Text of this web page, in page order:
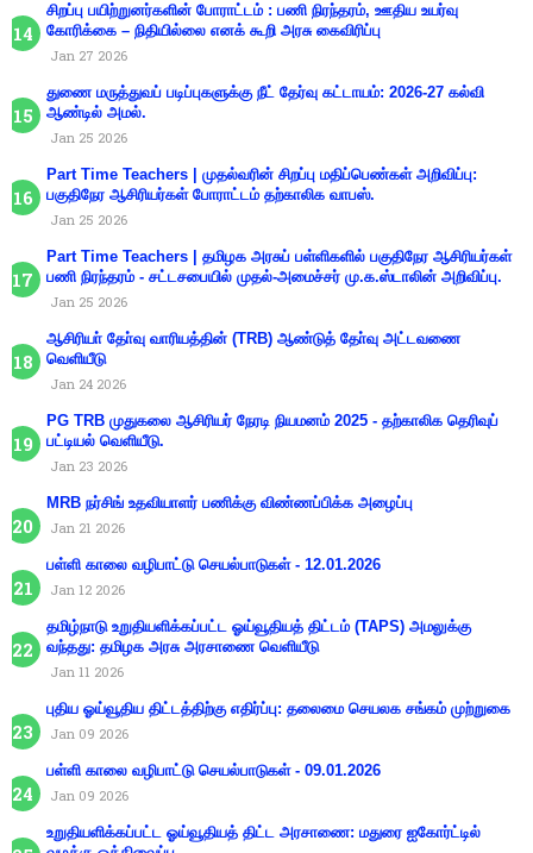
சிறப்பு பயிற்றுனர்களின் போராட்டம் : பணி நிரந்தரம், ஊதிய உயர்வு
கோரிக்கை – நிதியில்லை எனக் கூறி அரசு கைவிரிப்பு
Jan 27 2026
துணை மருத்துவப் படிப்புகளுக்கு நீட் தேர்வு கட்டாயம்: 2026-27 கல்வி
ஆண்டில் அமல்.
Jan 25 2026
Part Time Teachers | முதல்வரின் சிறப்பு மதிப்பெண்கள் அறிவிப்பு:
பகுதிநேர ஆசிரியர்கள் போராட்டம் தற்காலிக வாபஸ்.
Jan 25 2026
Part Time Teachers | தமிழக அரசுப் பள்ளிகளில் பகுதிநேர ஆசிரியர்கள்
பணி நிரந்தரம் - சட்டசபையில் முதல்-அமைச்சர் மு.க.ஸ்டாலின் அறிவிப்பு.
Jan 25 2026
ஆசிரியா் தோ்வு வாரியத்தின் (TRB) ஆண்டுத் தோ்வு அட்டவணை
வெளியீடு
Jan 24 2026
PG TRB முதுகலை ஆசிரியர் நேரடி நியமனம் 2025 - தற்காலிக தெரிவுப்
பட்டியல் வெளியீடு.
Jan 23 2026
MRB நர்சிங் உதவியாளர் பணிக்கு விண்ணப்பிக்க அழைப்பு
Jan 21 2026
பள்ளி காலை வழிபாட்டு செயல்பாடுகள் - 12.01.2026
Jan 12 2026
தமிழ்நாடு உறுதியளிக்கப்பட்ட ஓய்வூதியத் திட்டம் (TAPS) அமலுக்கு
வந்தது: தமிழக அரசு அரசாணை வெளியீடு
Jan 11 2026
புதிய ஓய்வூதிய திட்டத்திற்கு எதிர்ப்பு: தலைமை செயலக சங்கம் முற்றுகை
Jan 09 2026
பள்ளி காலை வழிபாட்டு செயல்பாடுகள் - 09.01.2026
Jan 09 2026
உறுதியளிக்கப்பட்ட ஓய்வூதியத் திட்ட அரசாணை: மதுரை ஐகோர்ட்டில்